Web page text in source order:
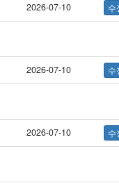
2026-07-10
2026-07-10
2026-07-10